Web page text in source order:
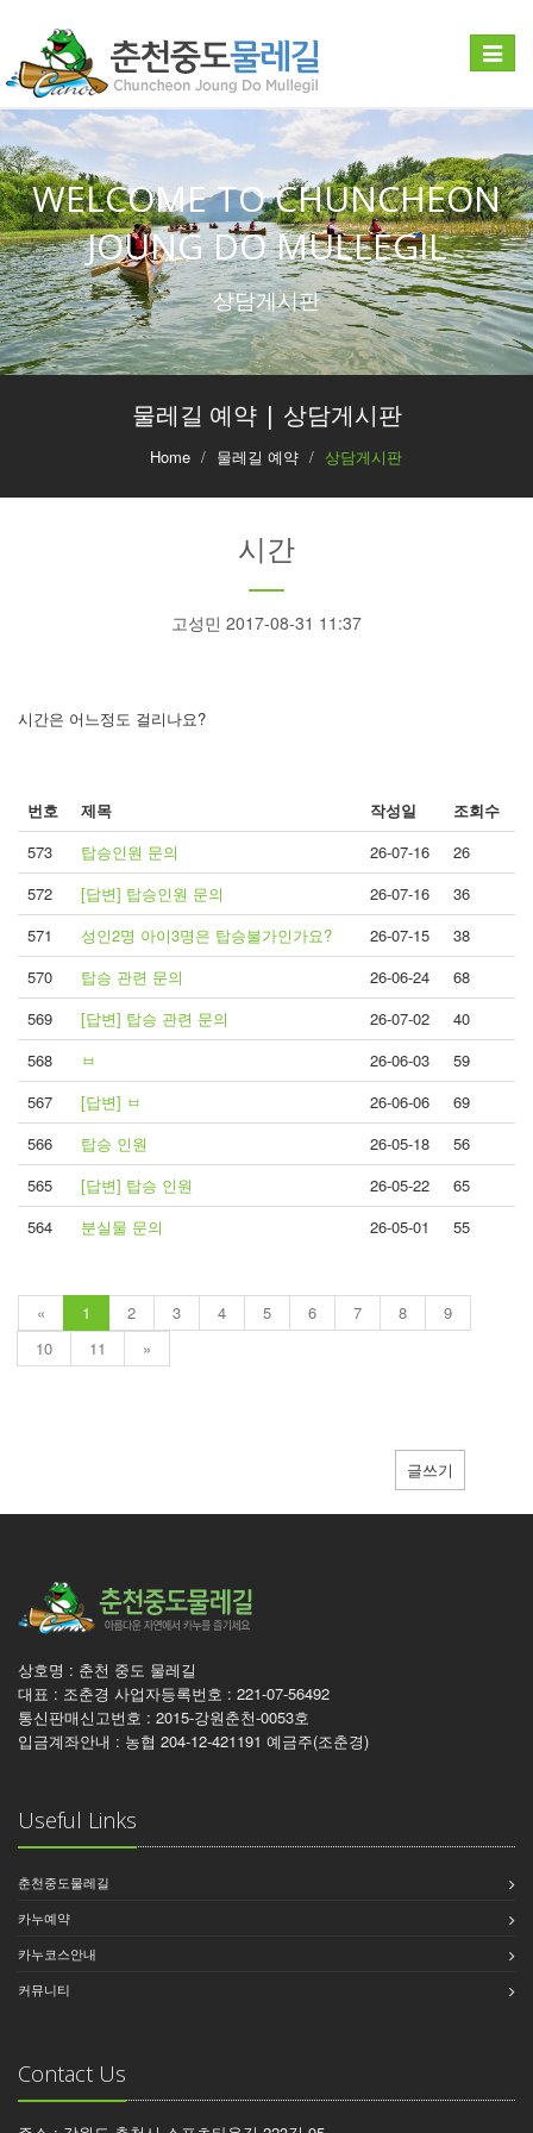
Toggle
WELCOME TO CHUNCHEON
JOUNG DO MULLEGIL
상담게시판
물레길 예약 | 상담게시판
Home 물레길 예약 상담게시판
시간
고성민 2017-08-31 11:37
시간은 어느정도 걸리나요?
번호 제목 작성일
조회수
573
탑승인원 문의 26-07-16
26
572
[답변] 탑승인원 문의 26-07-16
36
571
성인2명 아이3명은 탑승불가인가요? 26-07-15
38
570
탑승 관련 문의 26-06-24
68
569
[답변] 탑승 관련 문의 26-07-02
40
568
ㅂ 26-06-03
59
567
[답변] ㅂ 26-06-06
69
566
탑승 인원 26-05-18
56
565
[답변] 탑승 인원 26-05-22
65
564
분실물 문의 26-05-01 55
« 1 2 3 4 5 6 7 8
9
10
11 »
글쓰기
상호명 : 춘천 중도 물레길
대표 : 조춘경 사업자등록번호 : 221-07-56492
통신판매신고번호 : 2015-강원춘천-0053호
입금계좌안내 : 농협 204-12-421191 예금주(조춘경)
Useful Links
춘천중도물레길
카누예약
카누코스안내
커뮤니티
Contact Us